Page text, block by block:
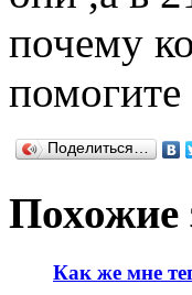
почему
помогите
Поделиться…
Похожие
Как же мне